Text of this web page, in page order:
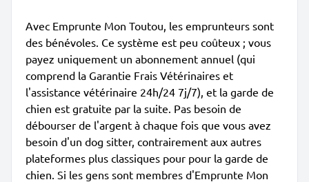
Avec Emprunte Mon Toutou, les emprunteurs sont
des bénévoles. Ce système est peu coûteux ; vous
payez uniquement un abonnement annuel (qui
comprend la Garantie Frais Vétérinaires et
l'assistance vétérinaire 24h/24 7j/7), et la garde de
chien est gratuite par la suite. Pas besoin de
débourser de l'argent à chaque fois que vous avez
besoin d'un dog sitter, contrairement aux autres
plateformes plus classiques pour pour la garde de
chien. Si les gens sont membres d'Emprunte Mon